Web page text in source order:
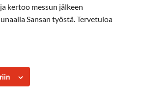
kertoo messun jälkeen
Sansan työstä. Tervetuloa